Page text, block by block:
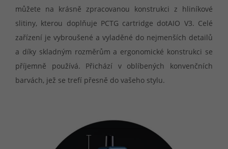
můžete na krásně zpracovanou konstrukci z hliníkové
slitiny, kterou doplňuje PCTG cartridge dotAIO V3. Celé
zařízení je vybroušené a vyladěné do nejmenších detailů
a díky skladným rozměrům a ergonomické konstrukci se
příjemně používá. Přichází v oblíbených konvenčních
barvách, jež se trefí přesně do vašeho stylu.